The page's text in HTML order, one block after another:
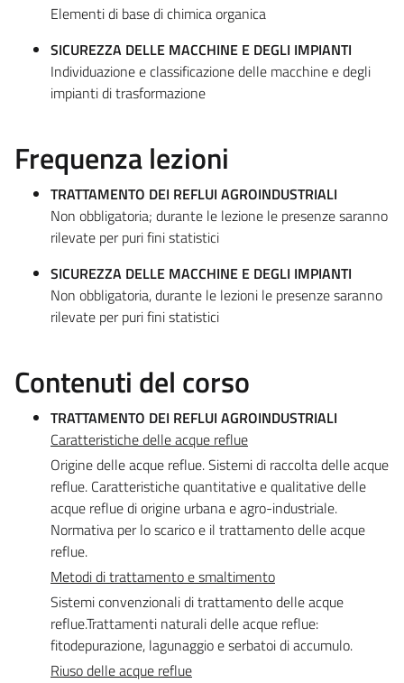
Elementi di base di chimica organica
SICUREZZA DELLE MACCHINE E DEGLI IMPIANTI
Individuazione e classificazione delle macchine e degli
impianti di trasformazione
Frequenza lezioni
TRATTAMENTO DEI REFLUI AGROINDUSTRIALI
Non obbligatoria; durante le lezione le presenze saranno
rilevate per puri fini statistici
SICUREZZA DELLE MACCHINE E DEGLI IMPIANTI
Non obbligatoria, durante le lezioni le presenze saranno
rilevate per puri fini statistici
Contenuti del corso
TRATTAMENTO DEI REFLUI AGROINDUSTRIALI
Caratteristiche delle acque reflue
Origine delle acque reflue. Sistemi di raccolta delle acque
reflue. Caratteristiche quantitative e qualitative delle
acque reflue di origine urbana e agro-industriale.
Normativa per lo scarico e il trattamento delle acque
reflue.
Metodi di trattamento e smaltimento
Sistemi convenzionali di trattamento delle acque
reflue.Trattamenti naturali delle acque reflue:
fitodepurazione, lagunaggio e serbatoi di accumulo.
Riuso delle acque reflue